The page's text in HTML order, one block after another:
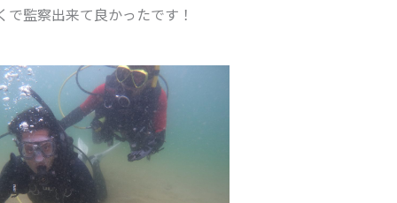
監察出来て良かったです！